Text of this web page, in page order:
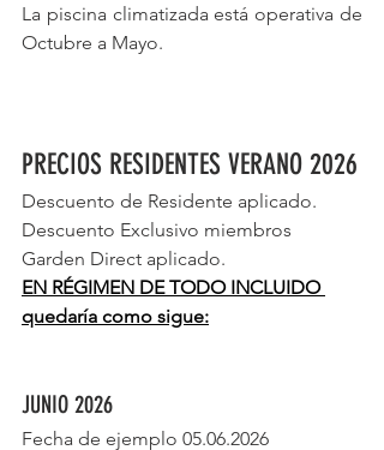
La piscina climatizada está operativa de
Octubre a Mayo.
PRECIOS RESIDENTES VERANO 2026
Descuento de Residente aplicado.
Descuento Exclusivo miembros
Garden Direct aplicado.
EN RÉGIMEN DE TODO INCLUIDO
quedaría como sigue:
JUNIO 2026
Fecha de ejemplo 05.06.2026